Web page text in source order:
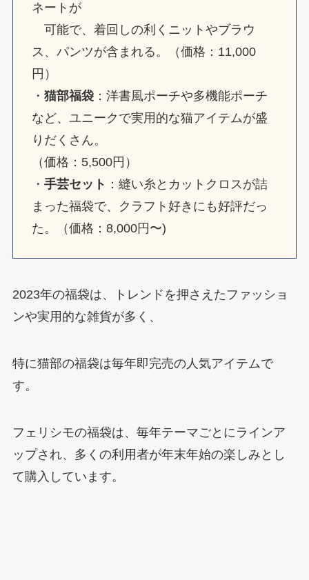
ネートが
可能で、着回しの利くニットやブラウ
ス、パンツが含まれる。（価格：11,000
円）
・ 猫部福袋：洋書風ポーチや多機能ポーチ
など、ユニークで実用的な猫アイテムが盛
りだくさん。
（価格：5,500円）
・ 手芸セット ：縫い糸とカットクロスが詰
まった福袋で、クラフト好きにも好評だっ
た。（価格：8,000円〜)
2023年の福袋は、トレンドを押さえたファッショ
ンや実用的な雑貨が多く、
特に猫部の福袋は毎年即完売の人気アイテムで
す。
フェリシモの福袋は、毎年テーマごとにラインア
ップされ、多くの利用者が年末年始の楽しみとし
て購入しています。